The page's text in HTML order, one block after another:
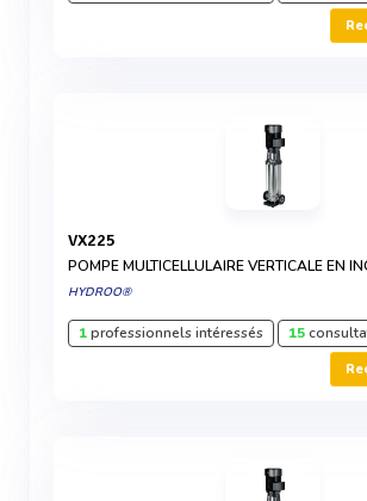
VX225
POMPE MULTICELLULAIRE VERTICALE EN
HYDROO®
1professionnels intéressés 15